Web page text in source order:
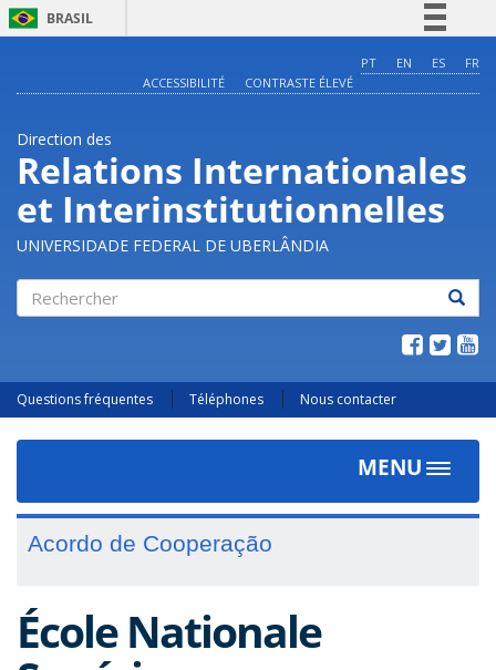
BRASIL
Comunica BR
Acesso à informação
Legislação
Canais
PT EN ES
FR
ACCESSIBILITÉ
CONTRASTE ÉLEVÉ
Direction des
Relations Internationales
et Interinstitutionnelles
UNIVERSIDADE FEDERAL DE UBERLÂNDIA
Questions fréquentes Téléphones Nous contacter
MENU
Toggle
Acordo de Cooperação
École Nationale